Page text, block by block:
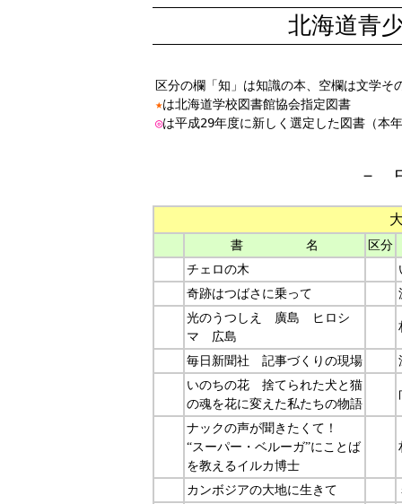
北海道青
区分の欄「知」は知識の本、空欄は文学そ
★は北海道学校図書館協会指定図書
◎は平成29年度に新しく選定した図書（本
－
書 名
区分
チェロの木
奇跡はつばさに乗って
光のうつしえ 廣島 ヒロシ
マ 広島
毎日新聞社 記事づくりの現場
いのちの花 捨てられた犬と猫
の魂を花に変えた私たちの物語
ナックの声が聞きたくて！
“スーパー・ベルーガ”にことば
を教えるイルカ博士
カンボジアの大地に生きて